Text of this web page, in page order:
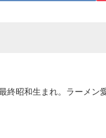
昭和生まれ。ラーメン